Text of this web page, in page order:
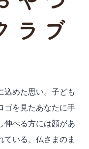
込めた思い。子ども
ゴを見たあなたに手
伸べる方には顔があ
ている、仏さまのま